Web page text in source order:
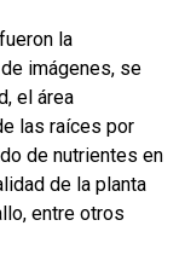
la
imágenes, se
el área
las raíces por
de nutrientes en
de la planta
entre otros